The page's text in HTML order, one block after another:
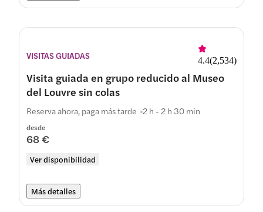
VISITAS GUIADAS 4.4(2,534)
Visita guiada en grupo reducido al Museo
del Louvre sin colas
desde
68 €
Ver disponibilidad
Reserva ahora, paga más tarde 2 h - 2 h 30 min
Más detalles